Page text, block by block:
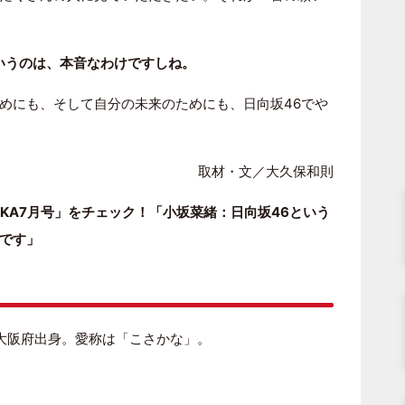
のは、本音なわけですしね。
にも、そして自分の未来のためにも、日向坂46でや
取材・文／大久保和則
月号」をチェック！「小坂菜緒：日向坂46という
す」
府出身。愛称は「こさかな」。